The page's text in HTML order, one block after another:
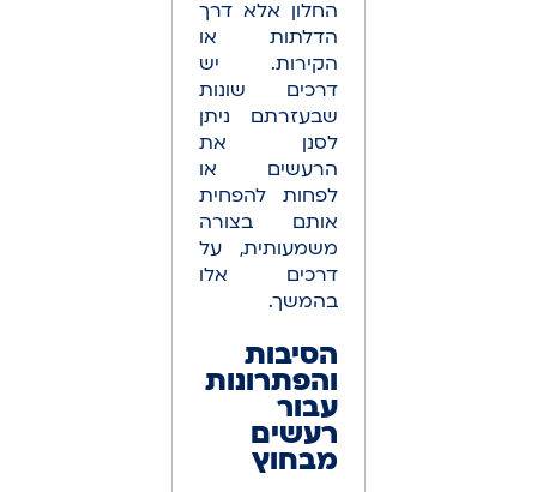
החלון אלא דרך
הדלתות או
הקירות. יש
דרכים שונות
שבעזרתם ניתן
לסנן את
הרעשים או
לפחות להפחית
אותם בצורה
משמעותית, על
דרכים אלו
בהמשך.
הסיבות
והפתרונות
עבור
רעשים
מבחוץ